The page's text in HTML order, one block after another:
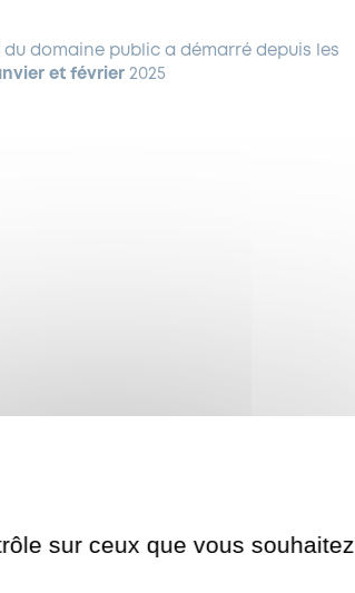
domaine public a démarré depuis les
et février2025
sur ceux que vous souhaitez